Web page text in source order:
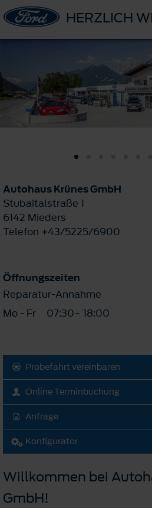
HERZLICH
Autohaus Krünes GmbH
Stubaitalstraße 1
6142 Mieders
Telefon +43/5225/6900
Öffnungszeiten
Reparatur-Annahme
Mo - Fr
07:30- 18:00
Probefahrt vereinbaren
Online Terminbuchung
Anfrage
Konfigurator
Willkommen bei
GmbH!